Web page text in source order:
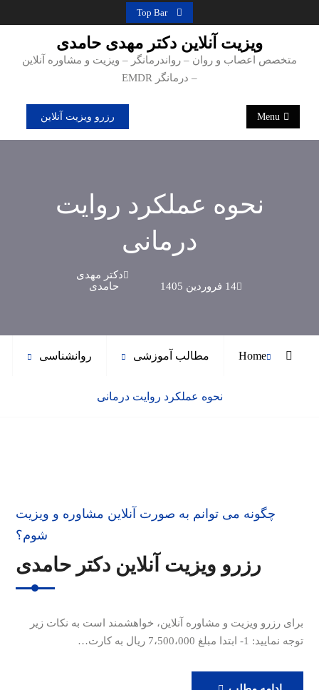
to
Top Bar
ویزیت آنلاین دکتر مهدی حامدی
متخصص اعصاب و روان – رواندرمانگر – ویزیت و مشاوره آنلاین
– درمانگر EMDR
Menu رزرو ویزیت آنلاین
نحوه عملکرد روایت
درمانی
14 فروردین 1405
دکتر مهدی
حامدی
Home مطالب آموزشی روانشناسی
نحوه عملکرد روایت درمانی
چگونه می توانم به صورت آنلاین مشاوره و ویزیت
شوم؟
رزرو ویزیت آنلاین دکتر حامدی
برای رزرو ویزیت و مشاوره آنلاین، خواهشمند است به نکات زیر
توجه نمایید: 1- ابتدا مبلغ 7،500،000 ریال به کارت…